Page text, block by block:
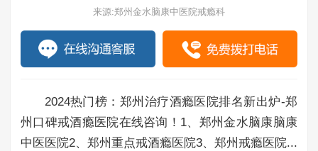
来源:郑州金水脑康中医院戒瘾科
2024热门榜：郑州治疗酒瘾医院排名新出炉-郑
州口碑戒酒瘾医院在线咨询！1、郑州金水脑康脑康
中医医院2、郑州重点戒酒瘾医院3、郑州戒瘾医院...